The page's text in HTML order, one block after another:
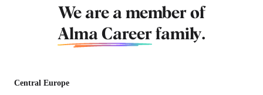
We are a member of
Alma Career family.
Central Europe